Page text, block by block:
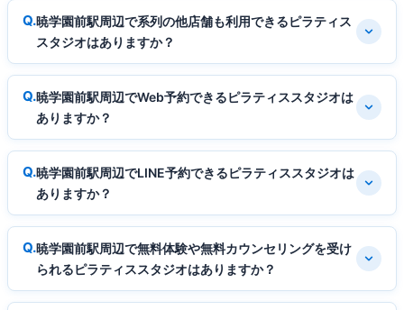
暁学園前駅周辺で系列の他店舗も利用できるピラティス
スタジオはありますか？
暁学園前駅周辺でWeb予約できるピラティススタジオは
ありますか？
暁学園前駅周辺でLINE予約できるピラティススタジオは
ありますか？
暁学園前駅周辺で無料体験や無料カウンセリングを受け
られるピラティススタジオはありますか？